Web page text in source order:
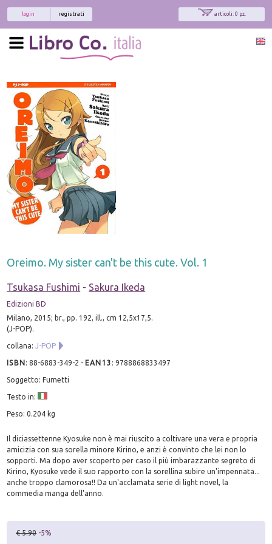
articoli: 0 pz.
registrati
login
Oreimo. My sister can't be this cute. Vol. 1
Tsukasa Fushimi - Sakura Ikeda
Edizioni BD
Milano, 2015; br., pp. 192, ill., cm 12,5x17,5.
(J-POP).
collana:J-POP
ISBN:88-6883-349-2 - EAN13 :9788868833497
Soggetto: Fumetti
Testo in:
Peso: 0.204 kg
Il diciassettenne Kyosuke non è mai riuscito a coltivare una vera e propria
amicizia con sua sorella minore Kirino, e anzi è convinto che lei non lo
sopporti. Ma dopo aver scoperto per caso il più imbarazzante segreto di
Kirino, Kyosuke vede il suo rapporto con la sorellina subire un'impennata...
anche troppo clamorosa!! Da un'acclamata serie di light novel, la
commedia manga dell'anno.
€ 5.90 -5%